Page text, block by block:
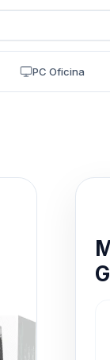
PC Oficina